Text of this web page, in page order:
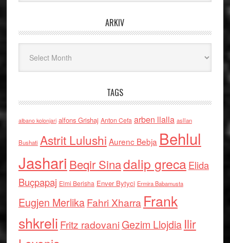
ARKIV
TAGS
albano kolonjari alfons Grishaj Anton Cefa arben llalla asllan
Bushati Astrit Lulushi Aurenc Bebja Behlul
Jashari Beqir Sinadalip grecaElida
Buçpapaj Elmi Berisha Enver Bytyci Ermira Babamusta
Eugjen MerlikaFahri Xharra Frank
shkreli Fritz radovaniGezim Llojdia Ilir